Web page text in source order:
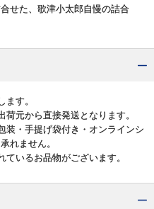
せた、歌津小太郎自慢の詰合
ます。
元から直接発送となります。
装・手提げ袋付き・オンラインシ
れません。
いるお品物がございます。